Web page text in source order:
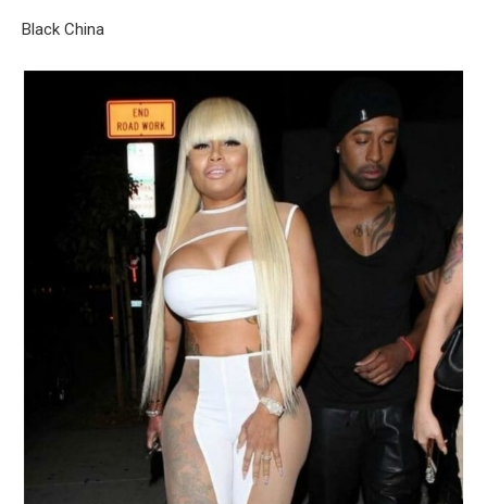
Black China